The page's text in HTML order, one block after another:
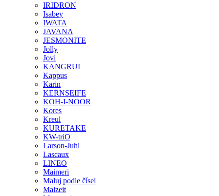
IRIDRON
Isabey
IWATA
JAVANA
JESMONITE
Jolly
Jovi
KANGRUI
Kappus
Karin
KERNSEIFE
KOH-I-NOOR
Kores
Kreul
KURETAKE
KW-triO
Larson-Juhl
Lascaux
LINEO
Maimeri
Maluj podle čísel
Malzeit